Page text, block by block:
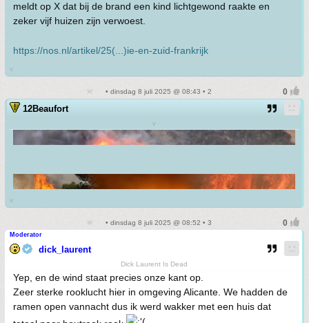
meldt op X dat bij de brand een kind lichtgewond raakte en
zeker vijf huizen zijn verwoest.
https://nos.nl/artikel/25(...)ie-en-zuid-frankrijk
v
• dinsdag 8 juli 2025 @ 08:43 • 2
12Beaufort
v
v
• dinsdag 8 juli 2025 @ 08:52 • 3
Moderator
dick_laurent
Dick Laurent Is Dead
Yep, en de wind staat precies onze kant op.
Zeer sterke rooklucht hier in omgeving Alicante. We hadden de
ramen open vannacht dus ik werd wakker met een huis dat